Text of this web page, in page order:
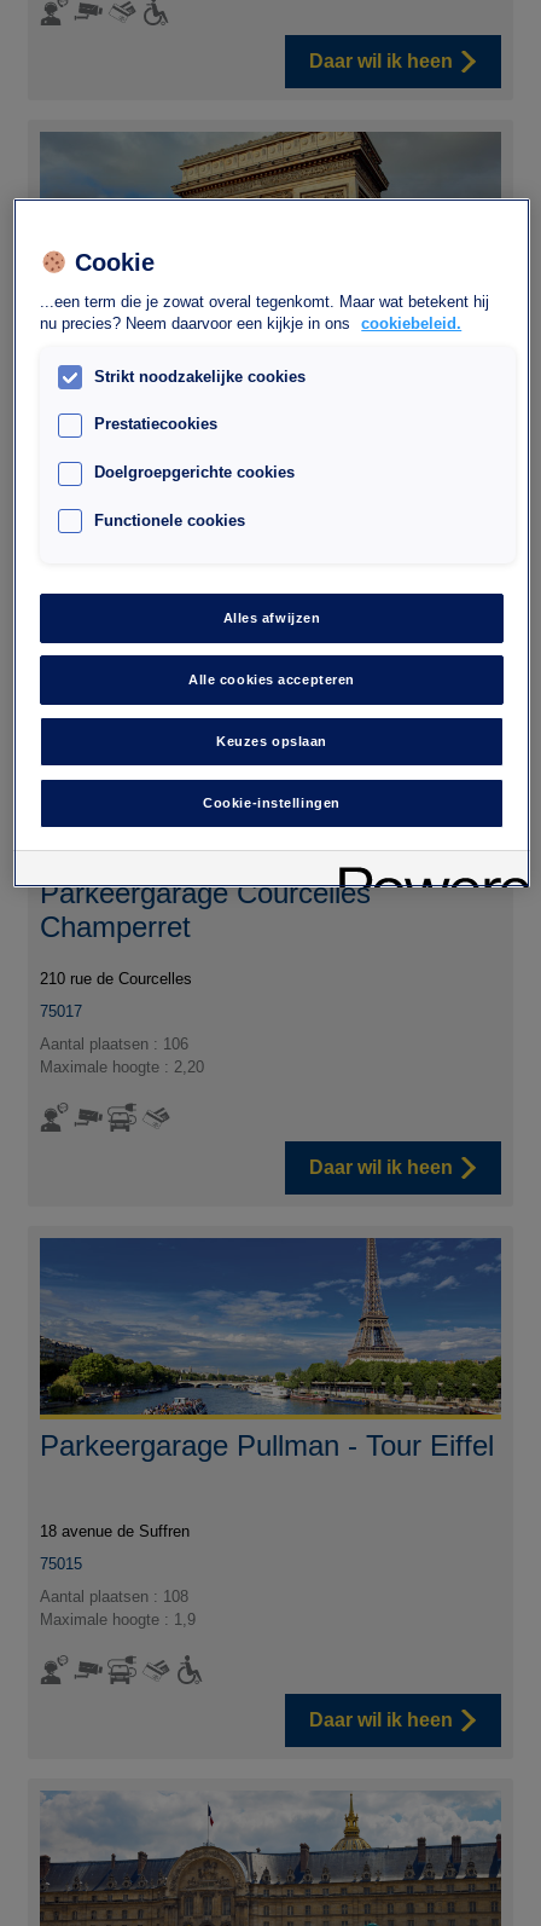
Daar wil ik heen
Parkeergarage Wagram - Arc de
Triomphe
10 rue de l'Etoile
75017
Aantal plaatsen : 376
Maximale hoogte : 1,9
Daar wil ik heen
Parkeergarage Courcelles
Champerret
210 rue de Courcelles
75017
Aantal plaatsen : 106
Maximale hoogte : 2,20
Daar wil ik heen
Parkeergarage Pullman - Tour Eiffel
18 avenue de Suffren
75015
Aantal plaatsen : 108
Maximale hoogte : 1,9
Daar wil ik heen
Cookie
...een term die je zowat overal tegenkomt. Maar wat betekent hij
nu precies? Neem daarvoor een kijkje in ons
cookiebeleid.
Strikt noodzakelijke cookies
Prestatiecookies
Doelgroepgerichte cookies
Functionele cookies
Alles afwijzen
Alle cookies accepteren
Keuzes opslaan
Cookie-instellingen